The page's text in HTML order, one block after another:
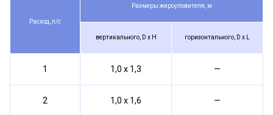
Расход, л/с
Размеры жироуловителя, м
вертикального, D х H горизонтального, D х L
1 1,0 х 1,3 —
2 1,0 х 1,6 —